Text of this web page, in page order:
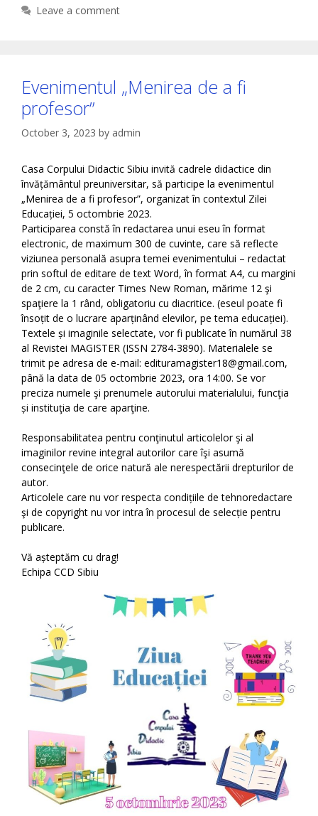
Leave a comment
Evenimentul „Menirea de a fi
profesor”
October 3, 2023 by admin
Casa Corpului Didactic Sibiu invită cadrele didactice din
învățământul preuniversitar, să participe la evenimentul
„Menirea de a fi profesor”, organizat în contextul Zilei
Educației, 5 octombrie 2023.
Participarea constă în redactarea unui eseu în format
electronic, de maximum 300 de cuvinte, care să reflecte
viziunea personală asupra temei evenimentului – redactat
prin softul de editare de text Word, în format A4, cu margini
de 2 cm, cu caracter Times New Roman, mărime 12 şi
spaţiere la 1 rând, obligatoriu cu diacritice. (eseul poate fi
însoțit de o lucrare aparținând elevilor, pe tema educației).
Textele și imaginile selectate, vor fi publicate în numărul 38
al Revistei MAGISTER (ISSN 2784-3890). Materialele se
trimit pe adresa de e-mail: edituramagister18@gmail.com,
până la data de 05 octombrie 2023, ora 14:00. Se vor
preciza numele şi prenumele autorului materialului, funcţia
și instituţia de care aparţine.
Responsabilitatea pentru conţinutul articolelor şi al
imaginilor revine integral autorilor care îşi asumă
consecinţele de orice natură ale nerespectării drepturilor de
autor.
Articolele care nu vor respecta condițiile de tehnoredactare
şi de copyright nu vor intra în procesul de selecție pentru
publicare.
Vă așteptăm cu drag!
Echipa CCD Sibiu